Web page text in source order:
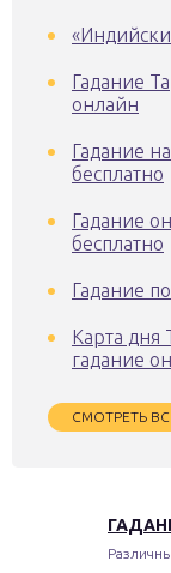
Гадание
онлайн
Гадание
бесплатно
Гадание
бесплатно
Гадание
Карта дня
гадание
СМОТРЕТЬ